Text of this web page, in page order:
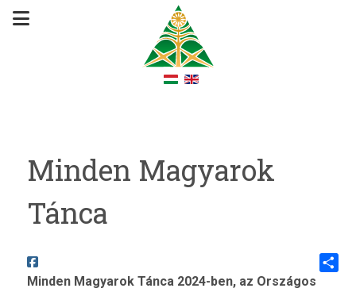
Minden Magyarok
Tánca
Minden Magyarok Tánca 2024-ben, az Országos